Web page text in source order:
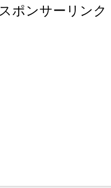
スポンサーリンク